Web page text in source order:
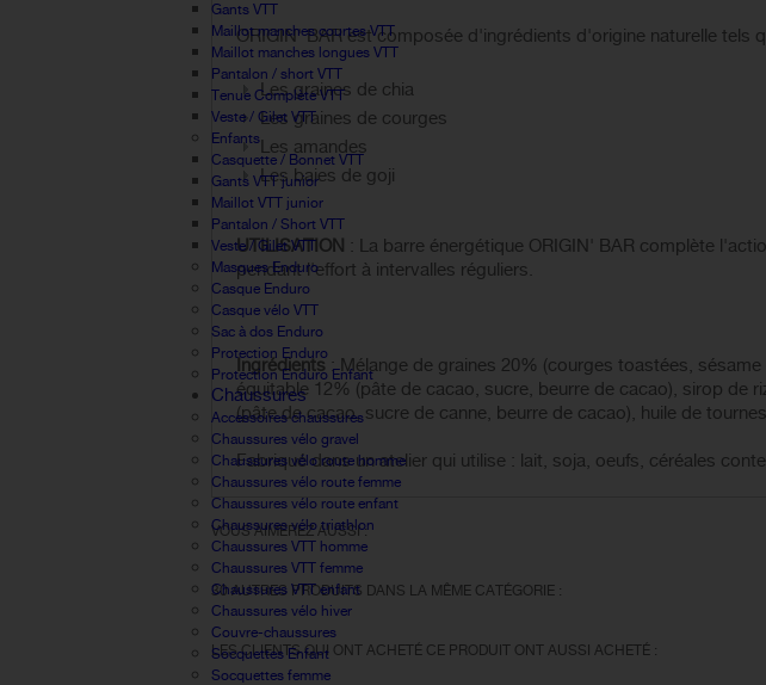
Gants VTT
Maillot manches courtes VTT
Maillot manches longues VTT
Pantalon / short VTT
Tenue Complète VTT
Veste / Gilet VTT
Enfants
Casquette / Bonnet VTT
Gants VTT junior
Maillot VTT junior
Pantalon / Short VTT
Veste / Gilet VTT
Masques Enduro
Casque Enduro
Casque vélo VTT
Sac à dos Enduro
Protection Enduro
Protection Enduro Enfant
Chaussures
Accessoires chaussures
Chaussures vélo gravel
Chaussures vélo route homme
Chaussures vélo route femme
Chaussures vélo route enfant
Chaussures vélo triathlon
Chaussures VTT homme
Chaussures VTT femme
Chaussures VTT enfant
Chaussures vélo hiver
Couvre-chaussures
Socquettes Enfant
Socquettes femme
ORIGIN' BAR est composée d'ingrédients d'origine naturelle tels
Les graines de chia
Les graines de courges
Les amandes
Les baies de goji
UTILISATION : La barre énergétique ORIGIN' BAR complète
pendant l'effort à intervalles réguliers.
Ingrédients : Mélange de graines 20% (courges toastées,
équitable 12% (pâte de cacao, sucre, beurre de cacao), sirop de
(pâte de cacao, sucre de canne, beurre de cacao), huile de
Fabriqué dans un atelier qui utilise : lait, soja, oeufs, céréales
VOUS AIMEREZ AUSSI :
30 AUTRES PRODUITS DANS LA MÊME CATÉGORIE :
LES CLIENTS QUI ONT ACHETÉ CE PRODUIT ONT AUSSI ACHETÉ :